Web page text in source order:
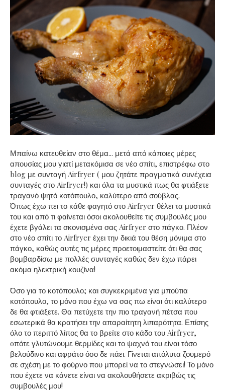
Μπαίνω κατευθείαν στο θέμα... μετά από κάποιες μέρες
απουσίας μου γιατί μετακόμισα σε νέο σπίτι, επιστρέφω στο
blog με συνταγή Airfryer ( μου ζητάτε πραγματικά συνέχεια
συνταγές στο Airfryer!) και όλα τα μυστικά πως θα φτιάξετε
τραγανό ψητό κοτόπουλο, καλύτερο από σούβλας.
Όπως έχω πει το κάθε φαγητό στο Airfryer θέλει τα μυστικά
του και από τι φαίνεται όσοι ακολουθείτε τις συμβουλές μου
έχετε βγάλει τα σκονισμένα σας Airfryer στο πάγκο. Πλέον
στο νέο σπίτι το Airfryer έχει την δικιά του θέση μόνιμα στο
πάγκο, καθώς αυτές τις μέρες προετοιμαστείτε ότι θα σας
βομβαρδίσω με πολλές συνταγές καθώς δεν έχω πάρει
ακόμα ηλεκτρική κουζίνα!
Όσο για το κοτόπουλο; και συγκεκριμένα για μπούτια
κοτόπουλο, το μόνο που έχω να σας πω είναι ότι καλύτερο
δε θα φτιάξετε. Θα πετύχετε την πιο τραγανή πέτσα που
εσωτερικά θα κρατήσει την απαραίτητη λιπαρότητα. Επίσης
όλο το περιττό λίπος θα το βρείτε στο κάδο του Airfryer,
oπότε γλυτώνουμε θερμίδες και το ψαχνό του είναι τόσο
βελούδινο και αφράτο όσο δε πάει. Γίνεται απόλυτα ζουμερό
σε σχέση με το φούρνο που μπορεί να το στεγνώσει! Το μόνο
που έχετε να κάνετε είναι να ακολουθήσετε ακριβώς τις
συμβουλές μου!